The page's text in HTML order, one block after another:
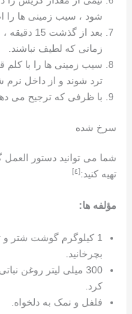
شود ، سیب زمینی ها را
بعد از
زمانی که لطیف نباشند.
ترد شوند و از داخل نرم
با ظرفی که ترجیح می
سرخ شده
شما می توانید دستور
تهیه کنید:[٤]
مؤلفه ها:
1 کیلوگرم گوشت شتر
بچرخانید.
300 میلی لیتر روغن
کرد.
فلفل و نمک به دلخواه.